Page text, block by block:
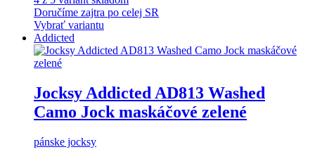
Doručíme zajtra po celej SR
Vybrať variantu
Addicted
Jocksy Addicted AD813 Washed
Camo Jock maskáčové zelené
pánske jocksy